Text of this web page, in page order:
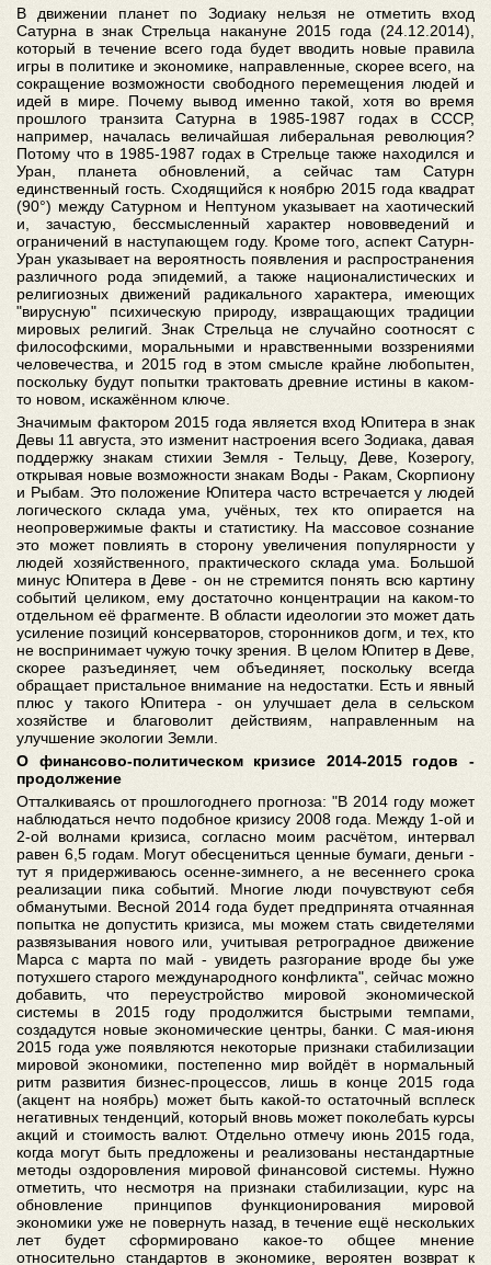
В движении планет по Зодиаку нельзя не отметить вход
Сатурна в знак Стрельца накануне 2015 года (24.12.2014),
который в течение всего года будет вводить новые правила
игры в политике и экономике, направленные, скорее всего, на
сокращение возможности свободного перемещения людей и
идей в мире. Почему вывод именно такой, хотя во время
прошлого транзита Сатурна в 1985-1987 годах в СССР,
например, началась величайшая либеральная революция?
Потому что в 1985-1987 годах в Стрельце также находился и
Уран, планета обновлений, а сейчас там Сатурн
единственный гость. Сходящийся к ноябрю 2015 года квадрат
(90°) между Сатурном и Нептуном указывает на хаотический
и, зачастую, бессмысленный характер нововведений и
ограничений в наступающем году. Кроме того, аспект Сатурн-
Уран указывает на вероятность появления и распространения
различного рода эпидемий, а также националистических и
религиозных движений радикального характера, имеющих
"вирусную" психическую природу, извращающих традиции
мировых религий. Знак Стрельца не случайно соотносят с
философскими, моральными и нравственными воззрениями
человечества, и 2015 год в этом смысле крайне любопытен,
поскольку будут попытки трактовать древние истины в каком-
то новом, искажённом ключе.
Значимым фактором 2015 года является вход Юпитера в знак
Девы 11 августа, это изменит настроения всего Зодиака, давая
поддержку знакам стихии Земля - Тельцу, Деве, Козерогу,
открывая новые возможности знакам Воды - Ракам, Скорпиону
и Рыбам. Это положение Юпитера часто встречается у людей
логического склада ума, учёных, тех кто опирается на
неопровержимые факты и статистику. На массовое сознание
это может повлиять в сторону увеличения популярности у
людей хозяйственного, практического склада ума. Большой
минус Юпитера в Деве - он не стремится понять всю картину
событий целиком, ему достаточно концентрации на каком-то
отдельном её фрагменте. В области идеологии это может дать
усиление позиций консерваторов, сторонников догм, и тех, кто
не воспринимает чужую точку зрения. В целом Юпитер в Деве,
скорее разъединяет, чем объединяет, поскольку всегда
обращает пристальное внимание на недостатки. Есть и явный
плюс у такого Юпитера - он улучшает дела в сельском
хозяйстве и благоволит действиям, направленным на
улучшение экологии Земли.
О финансово-политическом кризисе 2014-2015 годов -
продолжение
Отталкиваясь от прошлогоднего прогноза: "В 2014 году может
наблюдаться нечто подобное кризису 2008 года. Между 1-ой и
2-ой волнами кризиса, согласно моим расчётом, интервал
равен 6,5 годам. Могут обесцениться ценные бумаги, деньги -
тут я придерживаюсь осенне-зимнего, а не весеннего срока
реализации пика событий. Многие люди почувствуют себя
обманутыми. Весной 2014 года будет предпринята отчаянная
попытка не допустить кризиса, мы можем стать свидетелями
развязывания нового или, учитывая ретроградное движение
Марса с марта по май - увидеть разгорание вроде бы уже
потухшего старого международного конфликта", сейчас можно
добавить, что переустройство мировой экономической
системы в 2015 году продолжится быстрыми темпами,
создадутся новые экономические центры, банки. С мая-июня
2015 года уже появляются некоторые признаки стабилизации
мировой экономики, постепенно мир войдёт в нормальный
ритм развития бизнес-процессов, лишь в конце 2015 года
(акцент на ноябрь) может быть какой-то остаточный всплеск
негативных тенденций, который вновь может поколебать курсы
акций и стоимость валют. Отдельно отмечу июнь 2015 года,
когда могут быть предложены и реализованы нестандартные
методы оздоровления мировой финансовой системы. Нужно
отметить, что несмотря на признаки стабилизации, курс на
обновление принципов функционирования мировой
экономики уже не повернуть назад, в течение ещё нескольких
лет будет сформировано какое-то общее мнение
относительно стандартов в экономике, вероятен возврат к